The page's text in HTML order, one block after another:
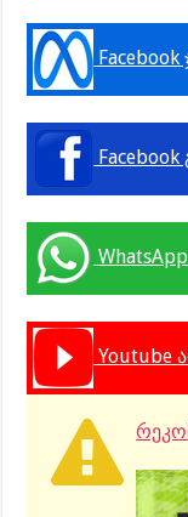
Facebook
Youtube